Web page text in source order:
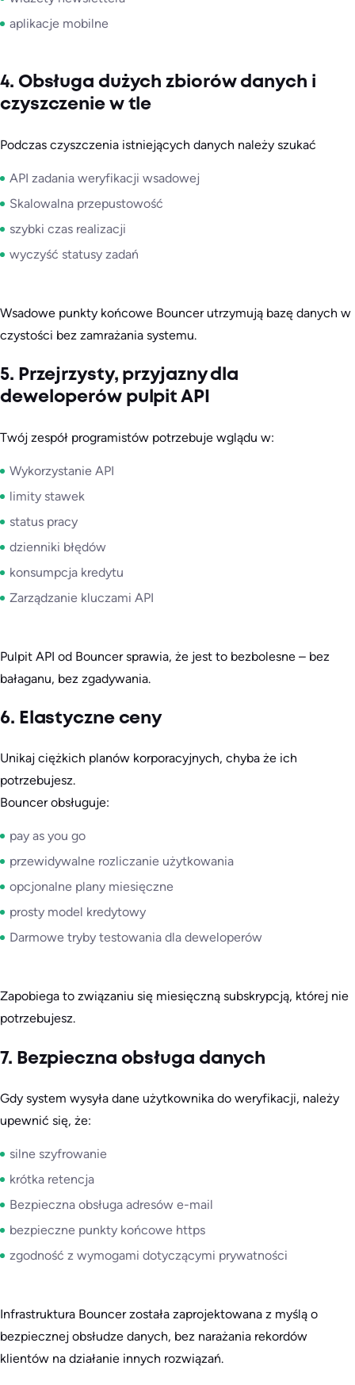
aplikacje mobilne
4. Obsługa dużych zbiorów danych i
czyszczenie w tle
Podczas czyszczenia istniejących danych należy szukać
API zadania weryfikacji wsadowej
Skalowalna przepustowość
szybki czas realizacji
wyczyść statusy zadań
Wsadowe punkty końcowe Bouncer utrzymują bazę danych w
czystości bez zamrażania systemu.
5. Przejrzysty, przyjazny dla
deweloperów pulpit API
Twój zespół programistów potrzebuje wglądu w:
Wykorzystanie API
limity stawek
status pracy
dzienniki błędów
konsumpcja kredytu
Zarządzanie kluczami API
Pulpit API od Bouncer sprawia, że jest to bezbolesne – bez
bałaganu, bez zgadywania.
6. Elastyczne ceny
Unikaj ciężkich planów korporacyjnych, chyba że ich
potrzebujesz.
Bouncer obsługuje:
pay as you go
przewidywalne rozliczanie użytkowania
opcjonalne plany miesięczne
prosty model kredytowy
Darmowe tryby testowania dla deweloperów
Zapobiega to związaniu się miesięczną subskrypcją, której nie
potrzebujesz.
7. Bezpieczna obsługa danych
Gdy system wysyła dane użytkownika do weryfikacji, należy
upewnić się, że:
silne szyfrowanie
krótka retencja
Bezpieczna obsługa adresów e-mail
bezpieczne punkty końcowe https
zgodność z wymogami dotyczącymi prywatności
Infrastruktura Bouncer została zaprojektowana z myślą o
bezpiecznej obsłudze danych, bez narażania rekordów
klientów na działanie innych rozwiązań.